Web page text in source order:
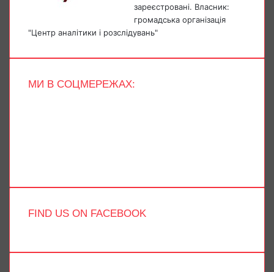
зареєстровані. Власник:
громадська організація
"Центр аналітики і розслідувань"
МИ В СОЦМЕРЕЖАХ:
FIND US ON FACEBOOK